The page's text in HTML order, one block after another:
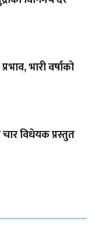
भारी वर्षाको
विधेयक प्रस्तुत